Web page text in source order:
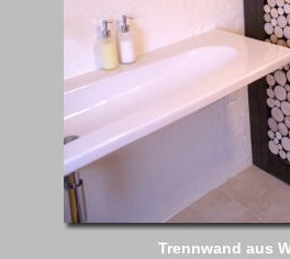
Trennwand aus